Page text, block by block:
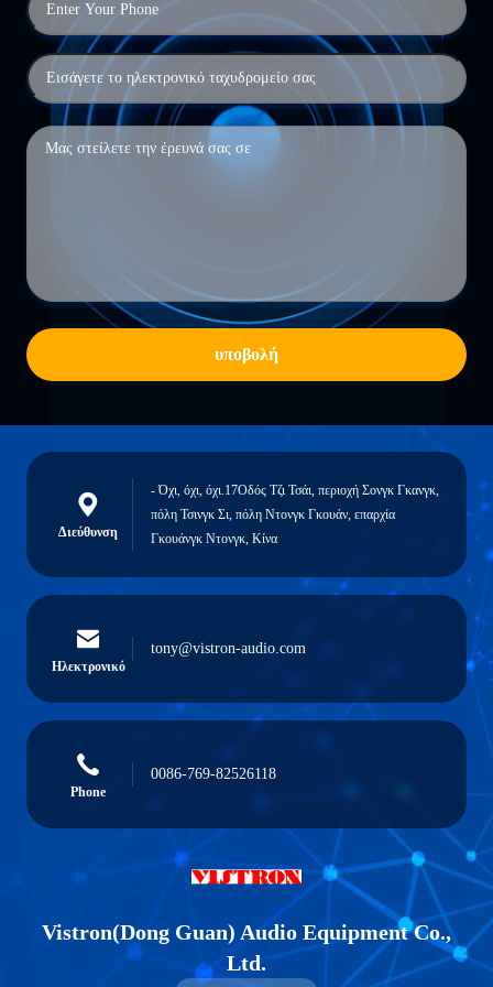
υποβολή
Διεύθυνση
- Όχι, όχι, όχι.17Οδός Τζι Τσάι, περιοχή Σονγκ Γκανγκ,
πόλη Τσινγκ Σι, πόλη Ντονγκ Γκουάν, επαρχία
Γκουάνγκ Ντονγκ, Κίνα
Ηλεκτρονικό
tony@vistron-audio.com
Phone
0086-769-82526118
Vistron(Dong Guan) Audio Equipment Co.,
Ltd.